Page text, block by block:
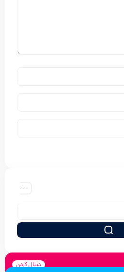
دنبال کردن